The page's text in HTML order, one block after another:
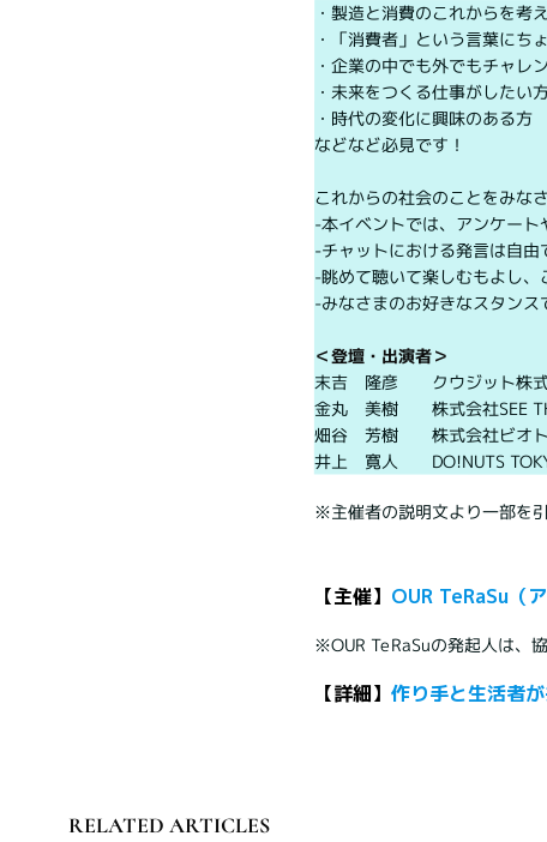
・製造と消費のこれからを考
・「消費者」という言葉にち
・企業の中でも外でもチャレ
・未来をつくる仕事がしたい
・時代の変化に興味のある方
などなど必見です！
これからの社会のことをみな
-本イベントでは、アンケート
-チャットにおける発言は自由
-眺めて聴いて楽しむもよし、
-みなさまのお好きなスタンス
＜登壇・出演者＞
末吉 隆彦 クウジット株
金丸 美樹 株式会社SEE
畑谷 芳樹 株式会社ビオト
井上 寛人 DO!NUTS
※主催者の説明文より一部を引
【主催】 OUR TeRaSu（
※OUR TeRaSuの発起人は、
【詳細】 作り手と生活者
RELATED ARTICLES